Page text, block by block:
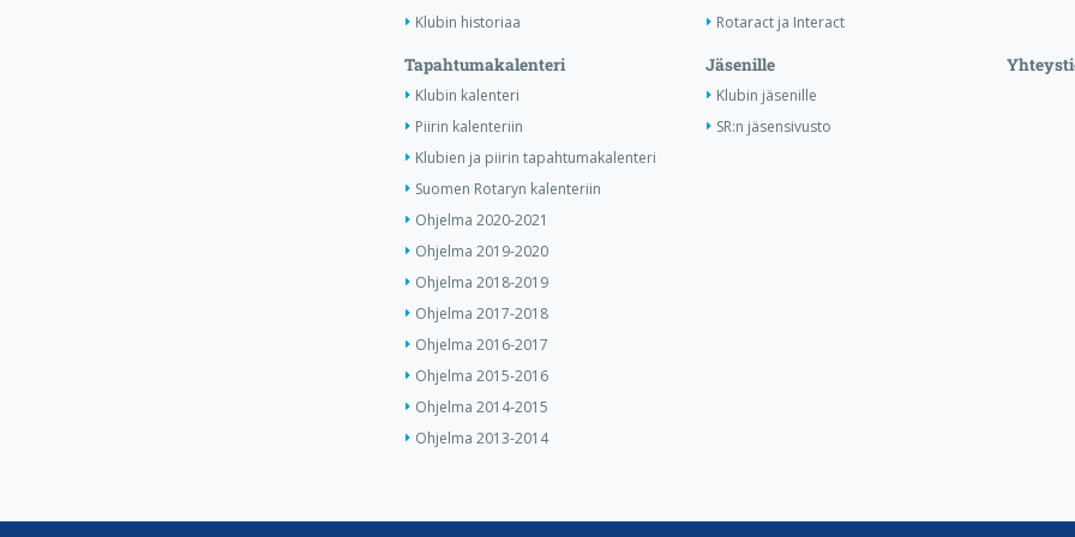
Klubin historiaa
Rotaract ja Interact
Tapahtumakalenteri
Klubin kalenteri
Piirin kalenteriin
Klubien ja piirin tapahtumakalenteri
Suomen Rotaryn kalenteriin
Ohjelma 2020-2021
Ohjelma 2019-2020
Ohjelma 2018-2019
Ohjelma 2017-2018
Ohjelma 2016-2017
Ohjelma 2015-2016
Ohjelma 2014-2015
Ohjelma 2013-2014
Jäsenille
Klubin jäsenille
SR:n jäsensivusto